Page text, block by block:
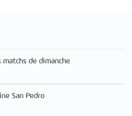
de dimanche
San Pedro